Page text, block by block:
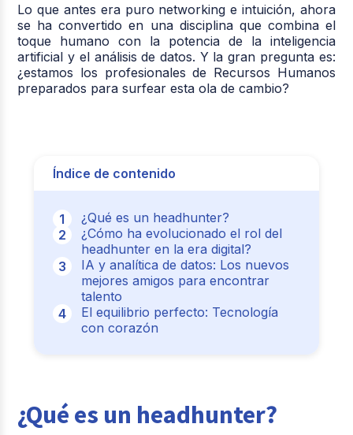
Lo que antes era puro networking e intuición, ahora
se ha convertido en una disciplina que combina el
toque humano con la potencia de la inteligencia
artificial y el análisis de datos. Y la gran pregunta es:
¿estamos los profesionales de Recursos Humanos
preparados para surfear esta ola de cambio?
Índice de contenido
¿Qué es un headhunter?
¿Cómo ha evolucionado el rol del
headhunter en la era digital?
IA y analítica de datos: Los nuevos
mejores amigos para encontrar
talento
El equilibrio perfecto: Tecnología
con corazón
¿Qué es un headhunter?